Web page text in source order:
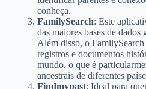
conheça.
FamilySearch: Este
das maiores bases de
Além disso, o
registros e documentos
mundo, o que é
ancestrais de diferentes
Findmypast: Ideal para